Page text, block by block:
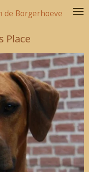
de Borgerhoeve
Place